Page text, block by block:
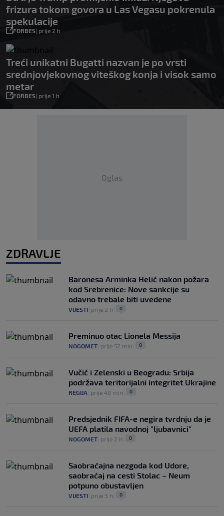
frizura tokom govora u Las Vegasu pokrenula
spekulacije
FORBES| prije 2 h
Treći unikatni Bugatti nazvan je po vrsti
srednjovjekovnog viteškog konja i visok samo
metar
FORBES| prije 1 h
Oglas
ZDRAVLJE
Baronesa Arminka Helić nakon požara
kod Srebrenice: Nove sankcije su
odavno trebale biti uvedene
VIJESTI prije 2 h 0
Preminuo otac Lionela Messija
NOGOMET prije 52 min 0
Vučić i Zelenski u Beogradu: Srbija
podržava teritorijalni integritet Ukrajine
REGIJA prije 49 min 0
Predsjednik FIFA-e negira tvrdnju da je
UEFA platila navodnoj "ljubavnici"
NOGOMET prije 2 h 0
Saobraćajna nezgoda kod Udore,
saobraćaj na cesti Stolac – Neum
potpuno obustavljen
VIJESTI prije 3 h 0